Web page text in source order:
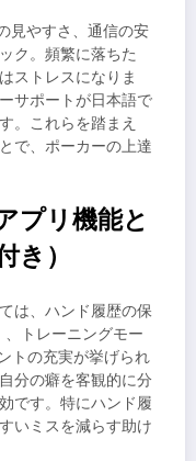
見やすさ、通信の安
ク。頻繁に落ちた
ストレスになりま
サポートが日本語で
。これらを踏まえ
で、ポーカーの上達
プリ機能と
）
は、ハンド履歴の保
、トレーニングモー
トの充実が挙げられ
分の癖を客観的に分
です。特にハンド履
いミスを減らす助け